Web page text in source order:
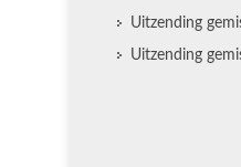
Uitzending
Uitzending